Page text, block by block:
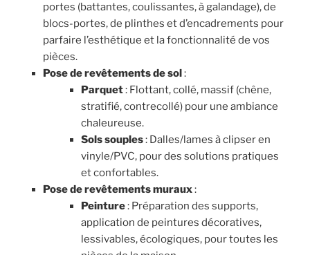
portes (battantes, coulissantes, à galandage), de
blocs-portes, de plinthes et d’encadrements pour
parfaire l’esthétique et la fonctionnalité de vos
pièces.
Pose de revêtements de sol:
Parquet: Flottant, collé, massif (chêne,
stratifié, contrecollé) pour une ambiance
chaleureuse.
Sols souples: Dalles/lames à clipser en
vinyle/PVC, pour des solutions pratiques
et confortables.
Pose de revêtements muraux:
Peinture: Préparation des supports,
application de peintures décoratives,
lessivables, écologiques, pour toutes les